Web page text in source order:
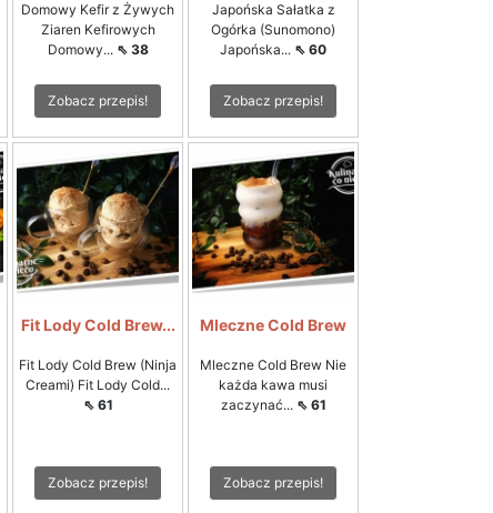
Domowy Kefir z Żywych
Ziaren Kefirowych
Domowy... ⇖ 38
Zobacz przepis!
Japońska Sałatka z
Ogórka (Sunomono)
Japońska... ⇖ 60
Zobacz przepis!
Fit Lody Cold Brew...
Fit Lody Cold Brew (Ninja
Creami) Fit Lody Cold...
⇖ 61
Zobacz przepis!
Mleczne Cold Brew
Mleczne Cold Brew Nie
każda kawa musi
zaczynać... ⇖ 61
Zobacz przepis!